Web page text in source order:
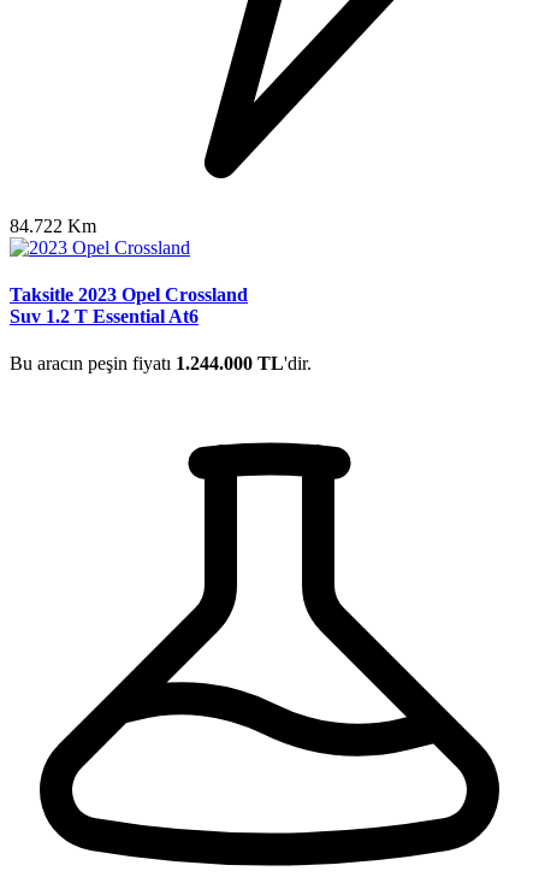
84.722 Km
Taksitle 2023 Opel Crossland
Suv 1.2 T Essential At6
Bu aracın peşin fiyatı 1.244.000 TL'dir.